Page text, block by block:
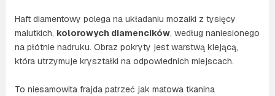
Haft diamentowy polega na układaniu mozaiki z tysięcy
malutkich, kolorowych diamencików, według naniesionego
na płótnie nadruku. Obraz pokryty jest warstwą klejącą,
która utrzymuje kryształki na odpowiednich miejscach.
To niesamowita frajda patrzeć jak matowa tkanina